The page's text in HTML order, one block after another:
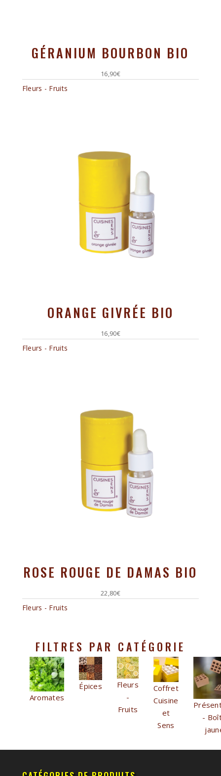
GÉRANIUM BOURBON BIO
16,90€
Fleurs - Fruits
ORANGE GIVRÉE BIO
16,90€
Fleurs - Fruits
ROSE ROUGE DE DAMAS BIO
22,80€
Fleurs - Fruits
FILTRES PAR CATÉGORIE
Aromates
Épices
Fleurs
-
Fruits
Coffret
Cuisine
et
Sens
-